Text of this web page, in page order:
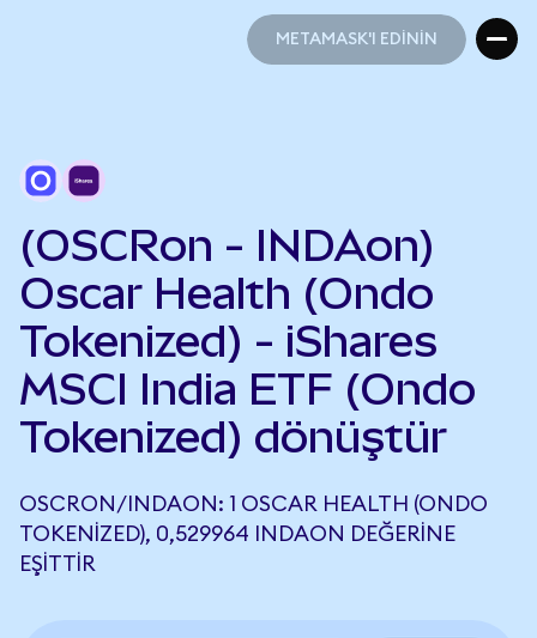
METAMASK'I EDİNİN
(OSCRon - INDAon)
Oscar Health (Ondo
Tokenized) - iShares
MSCI India ETF (Ondo
Tokenized) dönüştür
OSCRON/INDAON: 1 OSCAR HEALTH (ONDO
TOKENIZED), 0,529964 INDAON DEĞERINE
EŞITTIR